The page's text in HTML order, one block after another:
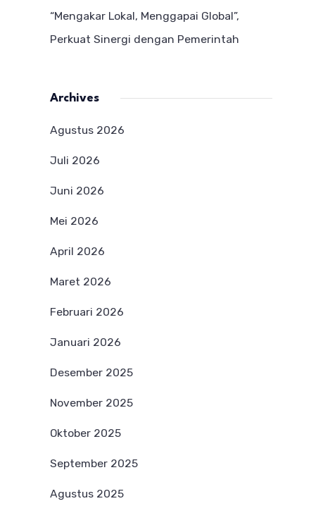
“Mengakar Lokal, Menggapai Global”,
Perkuat Sinergi dengan Pemerintah
Archives
Agustus 2026
Juli 2026
Juni 2026
Mei 2026
April 2026
Maret 2026
Februari 2026
Januari 2026
Desember 2025
November 2025
Oktober 2025
September 2025
Agustus 2025